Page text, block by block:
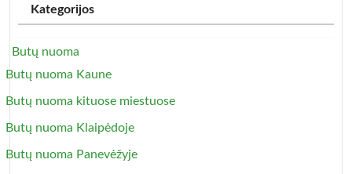
Kategorijos
Butų nuoma
Butų nuoma Kaune
Butų nuoma kituose miestuose
Butų nuoma Klaipėdoje
Butų nuoma Panevėžyje